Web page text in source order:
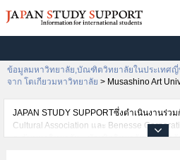
ข้อมูลมหาวิทยาลัย,บัณฑิตวิทยาลัยในประเทศญี่
จาก โตเกียวมหาวิทยาลัย > Musashino Art
JAPAN STUDY SUPPORTซึ่งดำเนินงานร่ว
Cultural Association และ Benesse
ระดับมหาวิทยาลัย・บัณฑิตวิทยาลัย・วิทยา